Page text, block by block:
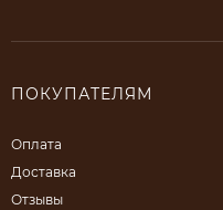
ПОКУПАТЕЛЯМ
Оплата
Доставка
Отзывы